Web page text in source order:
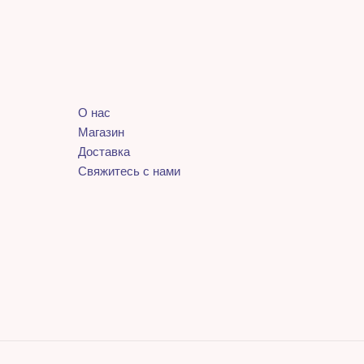
О нас
Магазин
Доставка
Свяжитесь с нами